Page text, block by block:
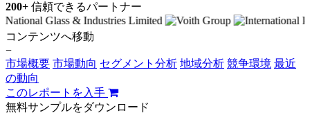
200+ 信頼できるパートナー
コンテンツへ移動
−
市場概要 市場動向 セグメント分析 地域分析 競争環境 最近
の動向
このレポートを入手
無料サンプルをダウンロード